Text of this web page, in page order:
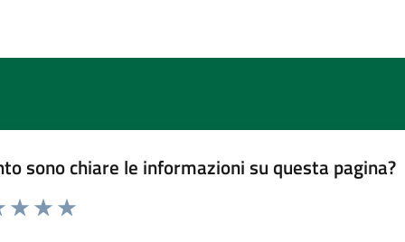
sono chiare le informazioni su questa pagina?